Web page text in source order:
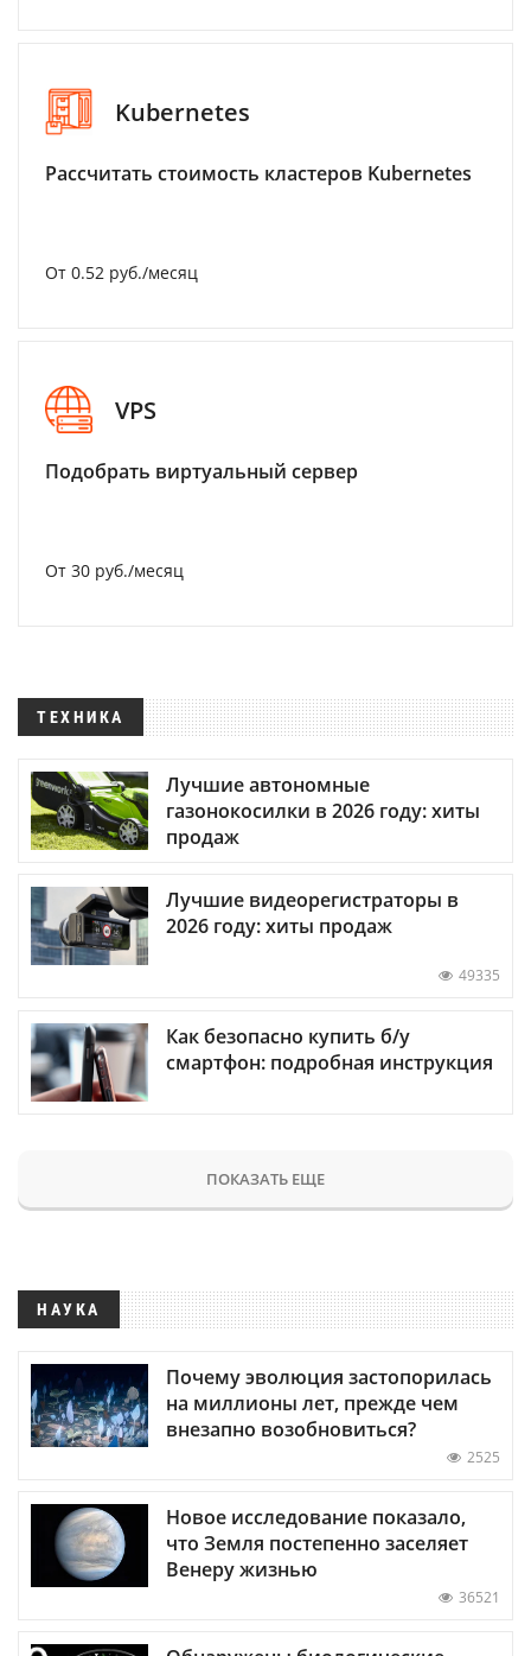
Kubernetes
Рассчитать стоимость кластеров Kubernetes
От 0.52 руб./месяц
VPS
Подобрать виртуальный сервер
От 30 руб./месяц
ТЕХНИКА
Лучшие автономные
газонокосилки в 2026 году: хиты
продаж
Лучшие видеорегистраторы в
2026 году: хиты продаж
49335
Как безопасно купить б/у
смартфон: подробная инструкция
ПОКАЗАТЬ ЕЩЕ
НАУКА
Почему эволюция застопорилась
на миллионы лет, прежде чем
внезапно возобновиться?
2525
Новое исследование показало,
что Земля постепенно заселяет
Венеру жизнью
36521